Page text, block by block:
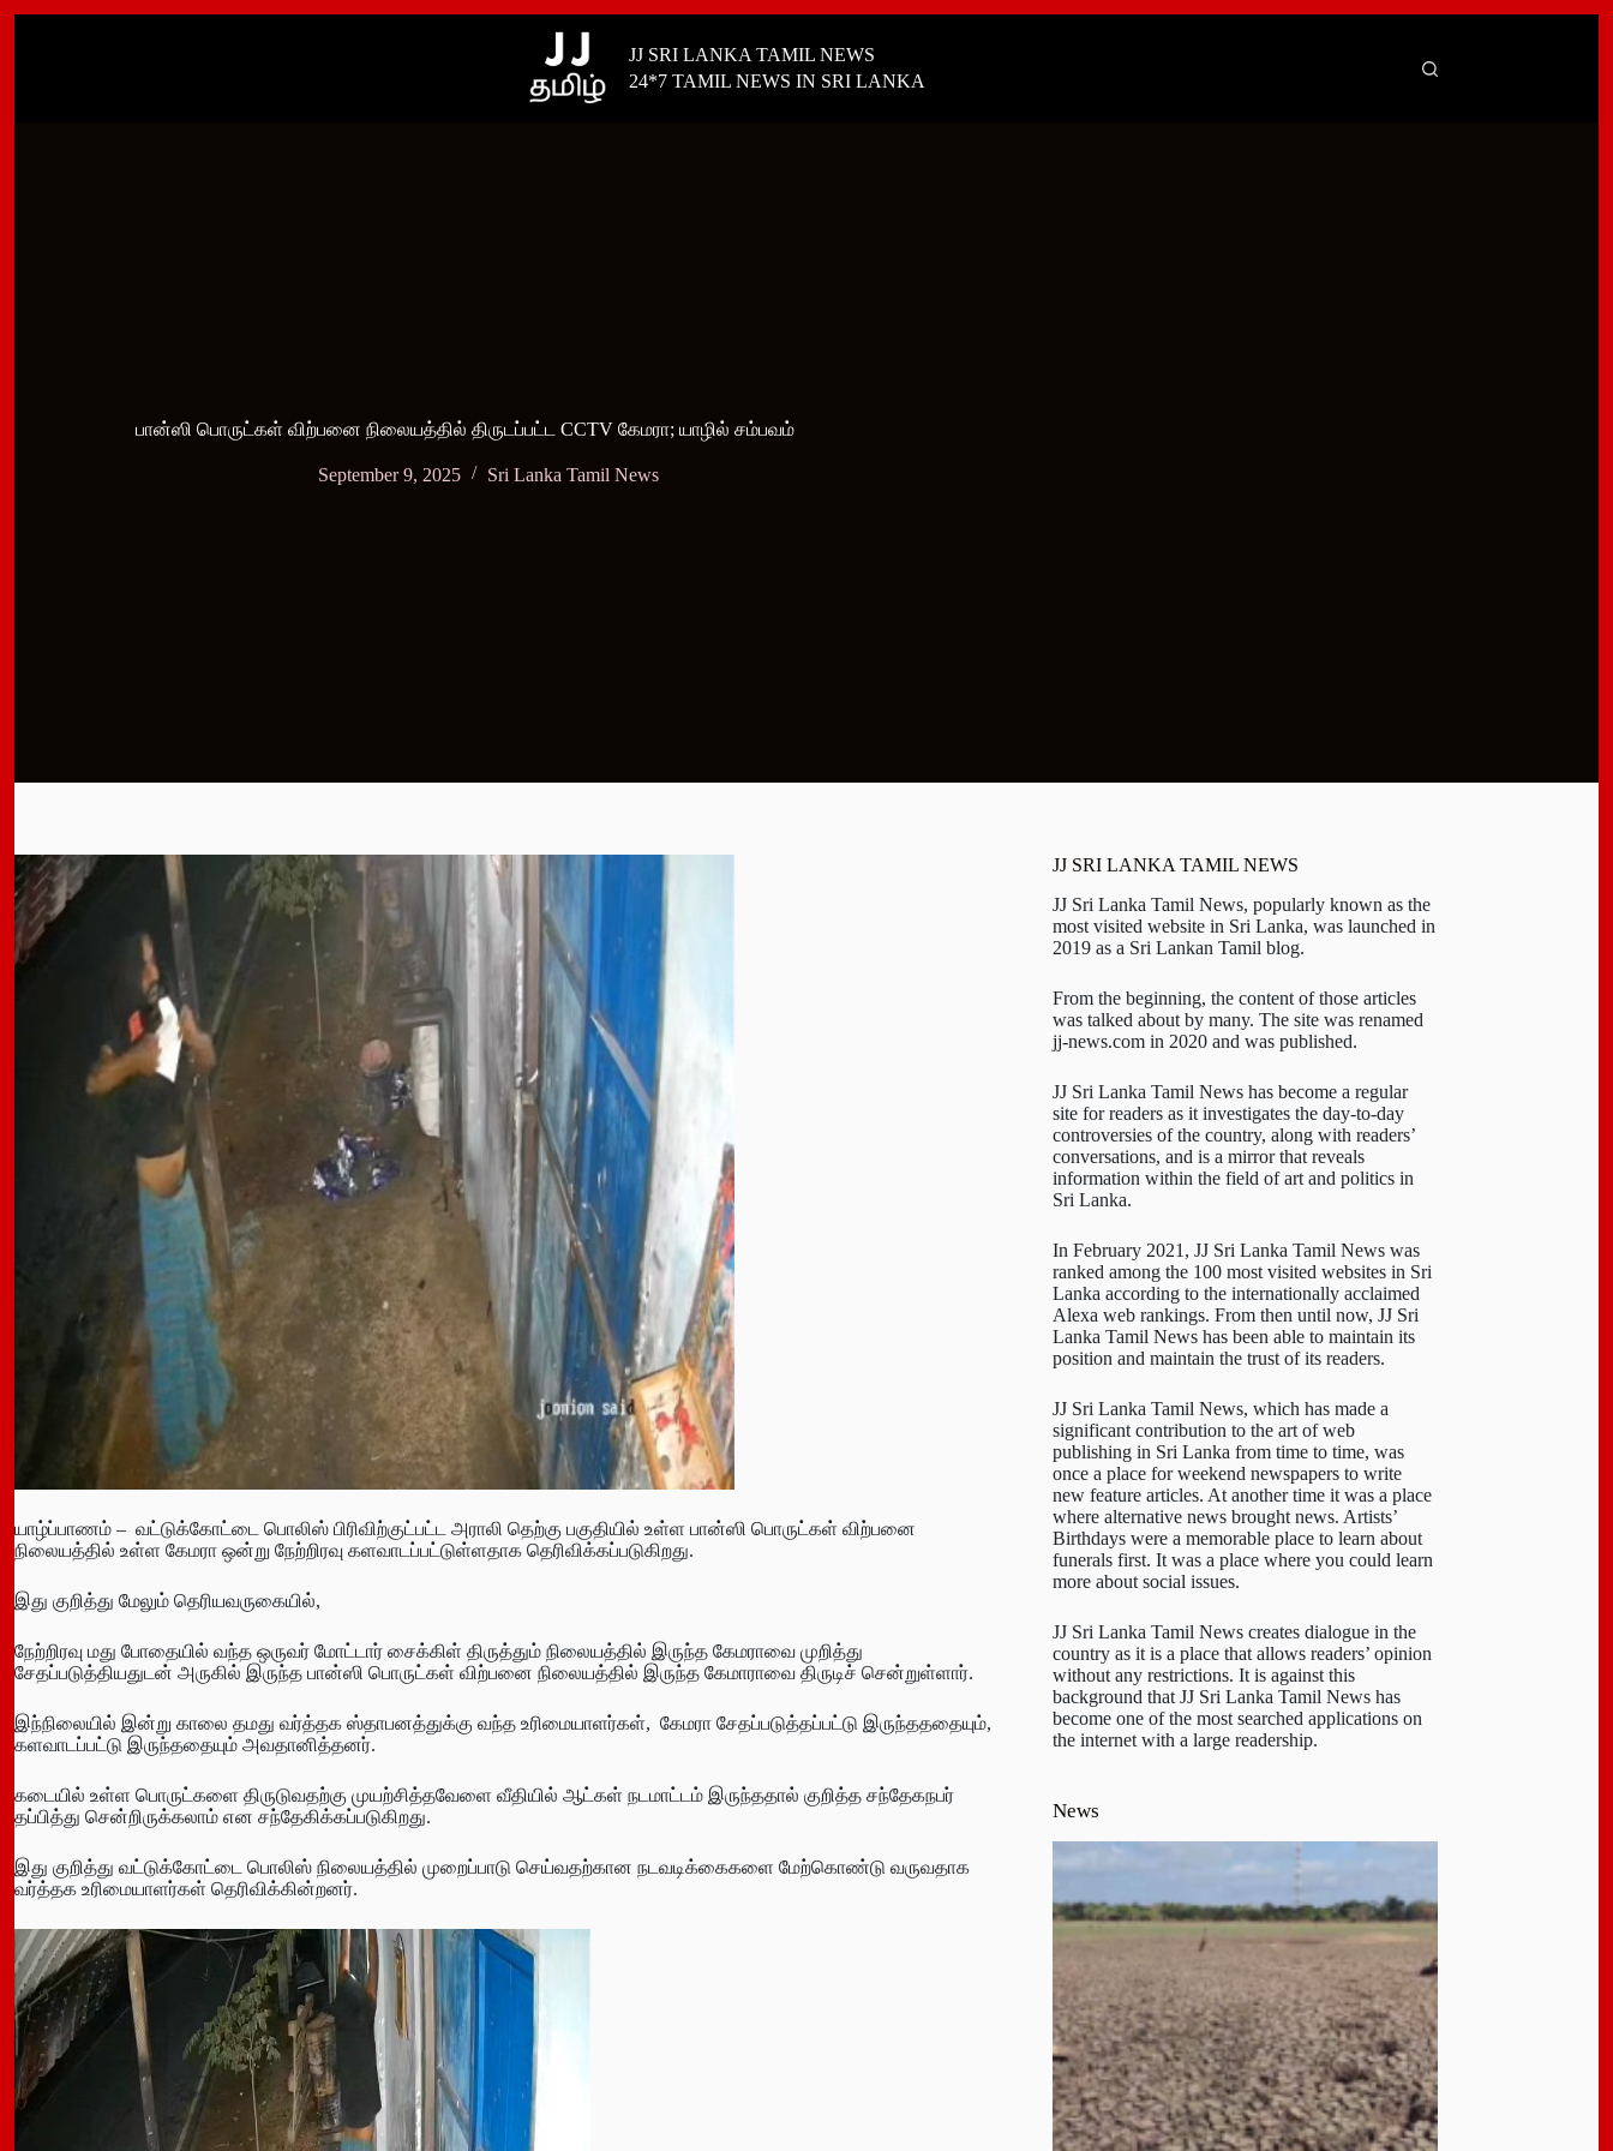
JJ SRI LANKA TAMIL NEWS
24*7 TAMIL NEWS IN SRI LANKA
பான்ஸி பொருட்கள் விற்பனை நிலையத்தில் திருடப்பட்ட CCTV கேமரா; யாழில் சம்பவம்
September 9, 2025 Sri Lanka Tamil News
யாழ்ப்பாணம் – வட்டுக்கோட்டை பொலிஸ் பிரிவிற்குட்பட்ட அராலி தெற்கு பகுதியில் உள்ள பான்ஸி பொருட்கள் விற்பனை
நிலையத்தில் உள்ள கேமரா ஒன்று நேற்றிரவு களவாடப்பட்டுள்ளதாக தெரிவிக்கப்படுகிறது.
இது குறித்து மேலும் தெரியவருகையில்,
நேற்றிரவு மது போதையில் வந்த ஒருவர் மோட்டார் சைக்கிள் திருத்தும் நிலையத்தில் இருந்த கேமராவை முறித்து
சேதப்படுத்தியதுடன் அருகில் இருந்த பான்ஸி பொருட்கள் விற்பனை நிலையத்தில் இருந்த கேமாராவை திருடிச் சென்றுள்ளார்.
இந்நிலையில் இன்று காலை தமது வர்த்தக ஸ்தாபனத்துக்கு வந்த உரிமையாளர்கள், கேமரா சேதப்படுத்தப்பட்டு இருந்தததையும்,
களவாடப்பட்டு இருந்ததையும் அவதானித்தனர்.
கடையில் உள்ள பொருட்களை திருடுவதற்கு முயற்சித்தவேளை வீதியில் ஆட்கள் நடமாட்டம் இருந்ததால் குறித்த சந்தேகநபர்
தப்பித்து சென்றிருக்கலாம் என சந்தேகிக்கப்படுகிறது.
இது குறித்து வட்டுக்கோட்டை பொலிஸ் நிலையத்தில் முறைப்பாடு செய்வதற்கான நடவடிக்கைகளை மேற்கொண்டு வருவதாக
வர்த்தக உரிமையாளர்கள் தெரிவிக்கின்றனர்.
JJ SRI LANKA TAMIL NEWS
JJ Sri Lanka Tamil News, popularly known as the
most visited website in Sri Lanka, was launched in
2019 as a Sri Lankan Tamil blog.
From the beginning, the content of those articles
was talked about by many. The site was renamed
jj-news.com in 2020 and was published.
JJ Sri Lanka Tamil News has become a regular
site for readers as it investigates the day-to-day
controversies of the country, along with readers’
conversations, and is a mirror that reveals
information within the field of art and politics in
Sri Lanka.
In February 2021, JJ Sri Lanka Tamil News was
ranked among the 100 most visited websites in Sri
Lanka according to the internationally acclaimed
Alexa web rankings. From then until now, JJ Sri
Lanka Tamil News has been able to maintain its
position and maintain the trust of its readers.
JJ Sri Lanka Tamil News, which has made a
significant contribution to the art of web
publishing in Sri Lanka from time to time, was
once a place for weekend newspapers to write
new feature articles. At another time it was a place
where alternative news brought news. Artists’
Birthdays were a memorable place to learn about
funerals first. It was a place where you could learn
more about social issues.
JJ Sri Lanka Tamil News creates dialogue in the
country as it is a place that allows readers’ opinion
without any restrictions. It is against this
background that JJ Sri Lanka Tamil News has
become one of the most searched applications on
the internet with a large readership.
News